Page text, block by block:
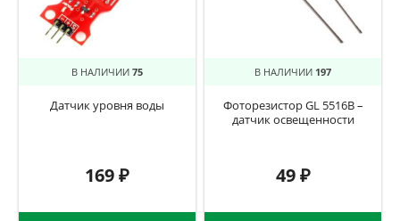
В НАЛИЧИИ 75
Датчик уровня воды
169₽
В НАЛИЧИИ 197
Фоторезистор GL 5516B –
датчик освещенности
49₽